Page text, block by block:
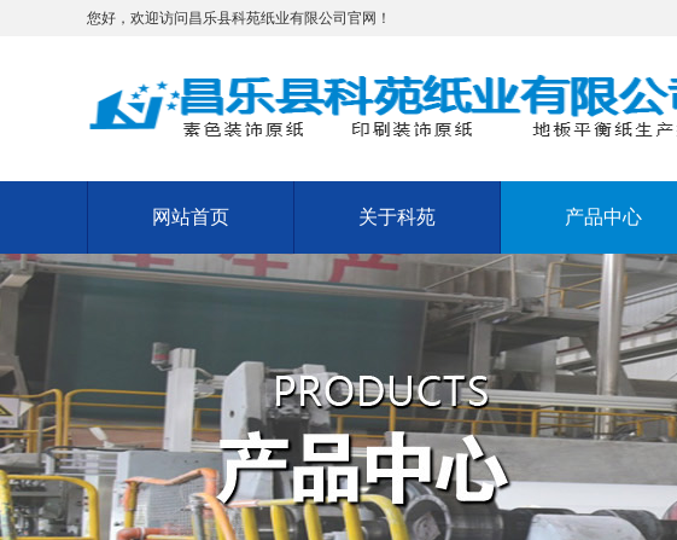
您好，欢迎访问昌乐县科苑纸业有限公司官网！
网站首页 关于科苑 产品中心